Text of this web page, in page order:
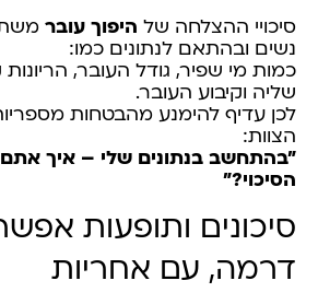
סיכויי ההצלחה של היפוך עובר
נשים ובהתאם לנתונים כמו:
כמות מי שפיר, גודל העובר,
שליה וקיבוע העובר.
לכן עדיף להימנע מהבטחות
הצוות:
"בהתחשב בנתונים שלי – איך
הסיכוי?"
סיכונים ותופעות
דרמה, עם אחריות